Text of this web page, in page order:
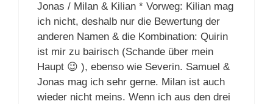
Jonas / Milan & Kilian * Vorweg: Kilian mag
ich nicht, deshalb nur die Bewertung der
anderen Namen & die Kombination: Quirin
ist mir zu bairisch (Schande über mein
Haupt 😉 ), ebenso wie Severin. Samuel &
Jonas mag ich sehr gerne. Milan ist auch
wieder nicht meins. Wenn ich aus den drei